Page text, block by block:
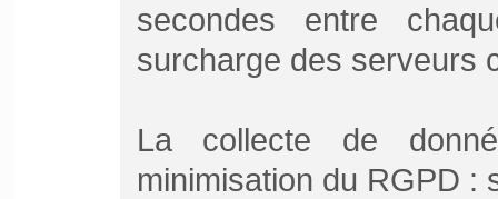
secondes entre
surcharge des serveurs
La collecte de
minimisation du RGPD :